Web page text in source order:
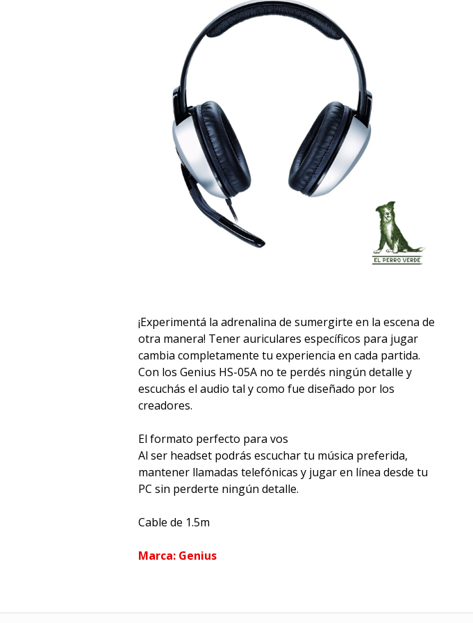
¡Experimentá la adrenalina de sumergirte en la escena de
otra manera! Tener auriculares específicos para jugar
cambia completamente tu experiencia en cada partida.
Con los Genius HS-05A no te perdés ningún detalle y
escuchás el audio tal y como fue diseñado por los
creadores.
El formato perfecto para vos
Al ser headset podrás escuchar tu música preferida,
mantener llamadas telefónicas y jugar en línea desde tu
PC sin perderte ningún detalle.
Cable de 1.5m
Marca: Genius